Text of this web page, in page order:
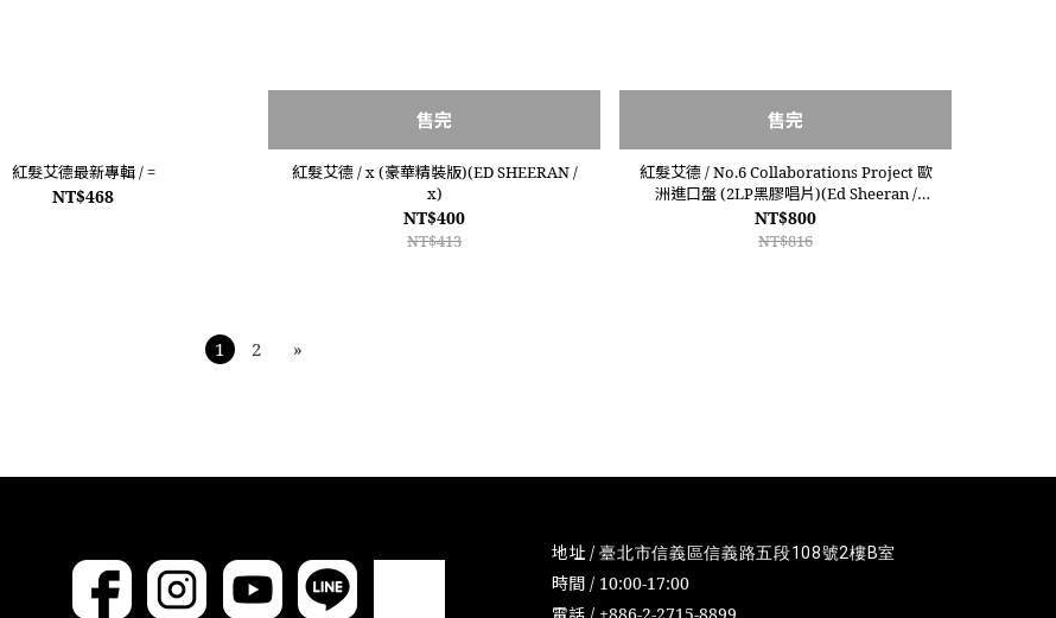
紅髮艾德最新專輯 / =
NT$468
售完
紅髮艾德 / x (豪華精裝版)(ED SHEERAN /
x)
NT$400
NT$413
售完
紅髮艾德 / No.6 Collaborations Project 歐
洲進口盤 (2LP黑膠唱片)(Ed Sheeran /
No.6 Collaborations Project (2Vinyl))
NT$800
NT$816
1 2 »
地址 /臺北市信義區信義路五段108號2樓B室
時間 / 10:00-17:00